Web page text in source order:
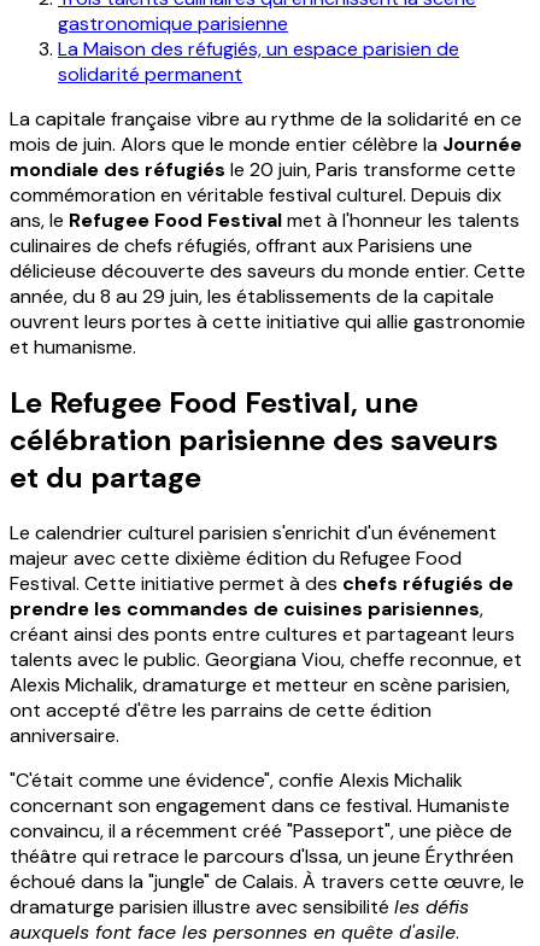
gastronomique parisienne
La Maison des réfugiés, un espace parisien de
solidarité permanent
La capitale française vibre au rythme de la solidarité en ce
mois de juin. Alors que le monde entier célèbre la Journée
mondiale des réfugiés le 20 juin, Paris transforme cette
commémoration en véritable festival culturel. Depuis dix
ans, le Refugee Food Festivalmet à l'honneur les talents
culinaires de chefs réfugiés, offrant aux Parisiens une
délicieuse découverte des saveurs du monde entier. Cette
année, du 8 au 29 juin, les établissements de la capitale
ouvrent leurs portes à cette initiative qui allie gastronomie
et humanisme.
Le Refugee Food Festival, une
célébration parisienne des saveurs
et du partage
Le calendrier culturel parisien s'enrichit d'un événement
majeur avec cette dixième édition du Refugee Food
Festival. Cette initiative permet à des chefs réfugiés de
prendre les commandes de cuisines parisiennes,
créant ainsi des ponts entre cultures et partageant leurs
talents avec le public. Georgiana Viou, cheffe reconnue, et
Alexis Michalik, dramaturge et metteur en scène parisien,
ont accepté d'être les parrains de cette édition
anniversaire.
"C'était comme une évidence", confie Alexis Michalik
concernant son engagement dans ce festival. Humaniste
convaincu, il a récemment créé "Passeport", une pièce de
théâtre qui retrace le parcours d'Issa, un jeune Érythréen
échoué dans la "jungle" de Calais. À travers cette œuvre, le
dramaturge parisien illustre avec sensibilité les défis
auxquels font face les personnes en quête d'asile.